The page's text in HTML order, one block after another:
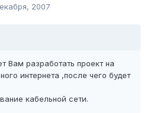
2007
Вам разработать проект на
интернета ,после чего будет
кабельной сети.